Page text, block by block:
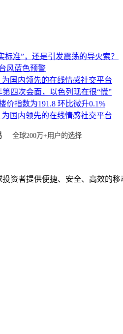
准”，还是引发震荡的导火索？
风蓝色预警
国内领先的在线情感社交平台
四次会面，以色列现在很“慌”
价指数为191.8 环比微升0.1%
国内领先的在线情感社交平台
全球200万+用户的选择
资者提供便捷、安全、高效的移